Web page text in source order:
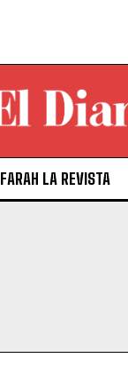
FARAH LA REVISTA